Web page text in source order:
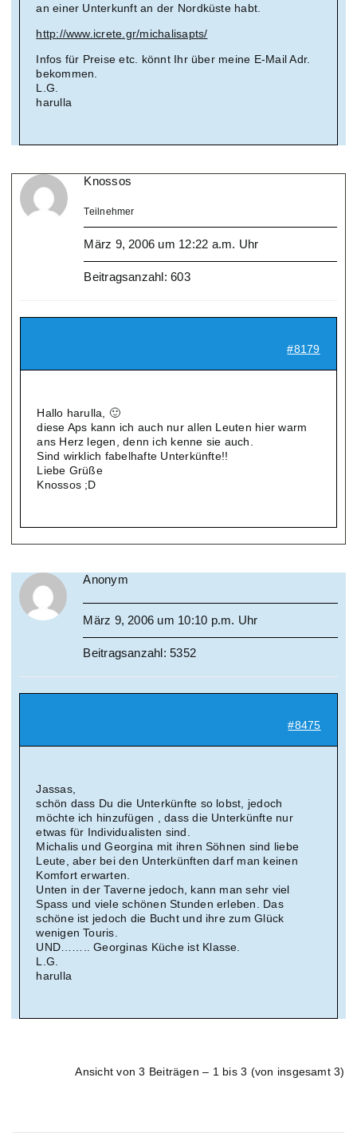
an einer Unterkunft an der Nordküste habt.
http://www.icrete.gr/michalisapts/
Infos für Preise etc. könnt Ihr über meine E-Mail Adr.
bekommen.
L.G.
harulla
Knossos
Teilnehmer
März 9, 2006 um 12:22 a.m. Uhr
Beitragsanzahl: 603
#8179
Hallo harulla, 🙂
diese Aps kann ich auch nur allen Leuten hier warm
ans Herz legen, denn ich kenne sie auch.
Sind wirklich fabelhafte Unterkünfte!!
Liebe Grüße
Knossos ;D
Anonym
März 9, 2006 um 10:10 p.m. Uhr
Beitragsanzahl: 5352
#8475
Jassas,
schön dass Du die Unterkünfte so lobst, jedoch
möchte ich hinzufügen , dass die Unterkünfte nur
etwas für Individualisten sind.
Michalis und Georgina mit ihren Söhnen sind liebe
Leute, aber bei den Unterkünften darf man keinen
Komfort erwarten.
Unten in der Taverne jedoch, kann man sehr viel
Spass und viele schönen Stunden erleben. Das
schöne ist jedoch die Bucht und ihre zum Glück
wenigen Touris.
UND…….. Georginas Küche ist Klasse.
L.G.
harulla
Ansicht von 3 Beiträgen – 1 bis 3 (von insgesamt 3)